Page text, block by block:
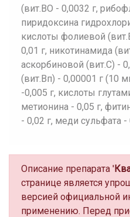
(вит.ВО - 0,0032 г,
пиридоксина
кислоты фолиевой
0,01 г, никотинамида
аскорбиновой (вит.С) -
(вит.Вп) - 0,00001 г (10
-0,005 г, кислоты
метионина - 0,05 г,
- 0,02 г, меди сульфата -
Описание препарата '
странице является
версией официальной
применению. Перед